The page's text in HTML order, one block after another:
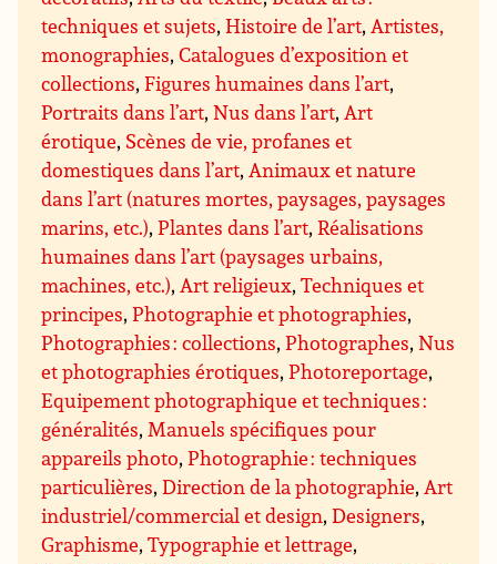
techniques et sujets,Histoire de l’art,Artistes,
monographies,Catalogues d’exposition et
collections,Figures humaines dans l’art,
Portraits dans l’art,Nus dans l’art,Art
érotique, Scènes de vie, profanes et
domestiques dans l’art,Animaux et nature
dans l’art (natures mortes, paysages, paysages
marins, etc.),Plantes dans l’art,Réalisations
humaines dans l’art (paysages urbains,
machines, etc.),Art religieux,Techniques et
principes,Photographie et photographies,
Photographies : collections,Photographes,Nus
et photographies érotiques,Photoreportage,
Equipement photographique et techniques :
généralités,Manuels spécifiques pour
appareils photo,Photographie : techniques
particulières,Direction de la photographie,Art
industriel/commercial et design,Designers,
Graphisme,Typographie et lettrage,